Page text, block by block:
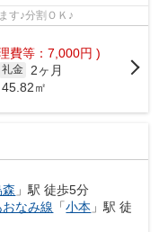
す♪分割ＯＫ♪
費等：7,000円 )
礼金
2ヶ月
㎡
森 」駅 徒歩5分
なみ線 「小本 」駅 徒